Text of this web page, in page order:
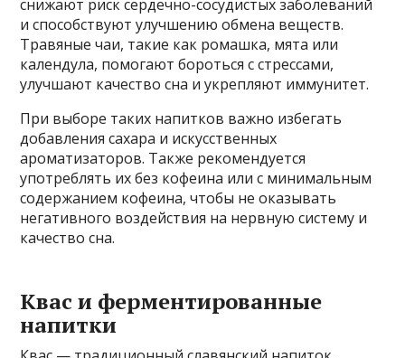
снижают риск сердечно-сосудистых заболеваний
и способствуют улучшению обмена веществ.
Травяные чаи, такие как ромашка, мята или
календула, помогают бороться с стрессами,
улучшают качество сна и укрепляют иммунитет.
При выборе таких напитков важно избегать
добавления сахара и искусственных
ароматизаторов. Также рекомендуется
употреблять их без кофеина или с минимальным
содержанием кофеина, чтобы не оказывать
негативного воздействия на нервную систему и
качество сна.
Квас и ферментированные
напитки